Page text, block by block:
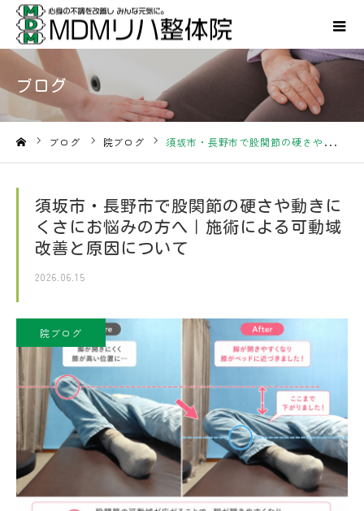
ブログ
ブログ 院ブログ 須坂市・長野市で股関節の硬さや動きにくさにお悩みの方へ｜施術による可動域改善と原因について
須坂市・長野市で股関節の硬さや動きに
くさにお悩みの方へ｜施術による可動域
改善と原因について
2026.06.15
院ブログ